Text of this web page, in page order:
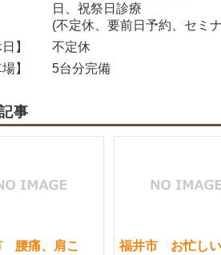
日、祝祭日診療
(不定休、要前日予約、セミ
】
不定休
】
5台分完備
事
腰痛、肩こ
福井市 お忙し